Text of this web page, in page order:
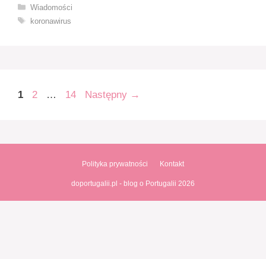
Kategorie
Wiadomości
Tagi
koronawirus
Strona
1 Strona
2 … Strona
14 Następny →
Polityka prywatności Kontakt
doportugalii.pl - blog o Portugalii 2026